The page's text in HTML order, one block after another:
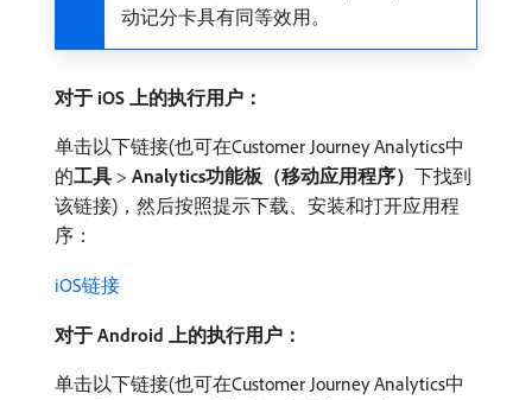
动记分卡具有同等效用。
对于 iOS 上的执行用户：
单击以下链接(也可在Customer Journey Analytics中
的​工具 > Analytics功能板（移动应用程序） ​下找到
该链接)，然后按照提示下载、安装和打开应用程
序：
iOS链接
对于 Android 上的执行用户：
单击以下链接(也可在Customer Journey Analytics中